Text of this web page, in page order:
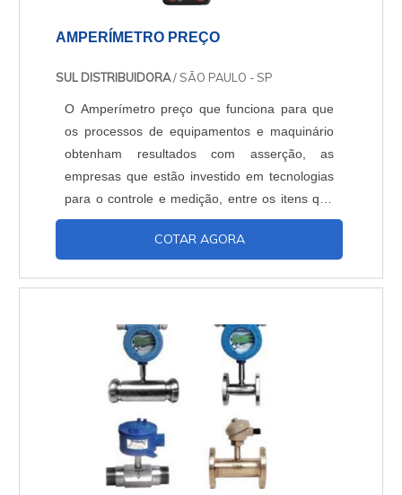
AMPERÍMETRO PREÇO
SUL DISTRIBUIDORA/ SÃO PAULO - SP
O Amperímetro preço que funciona para que
os processos de equipamentos e maquinário
obtenham resultados com asserção, as
empresas que estão investido em tecnologias
para o controle e medição, entre os itens que
são muito utilizados o amperímetro em painéis
que tenham uma função muito importante. No
de processos, esse produto é um dos mais
proporcionar as mais efic....
COTAR AGORA